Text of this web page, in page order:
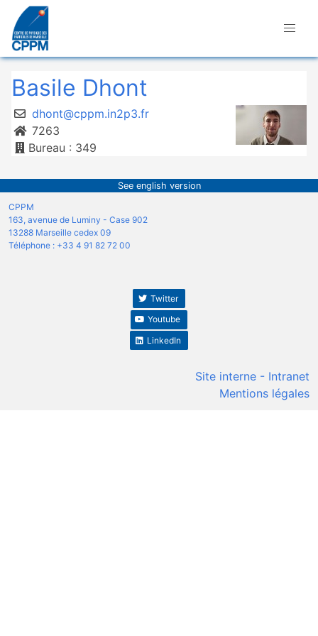
Basile Dhont
dhont@cppm.in2p3.fr
7263
Bureau : 349
See english version
CPPM
163, avenue de Luminy - Case 902
13288 Marseille cedex 09
Téléphone : +33 4 91 82 72 00
Twitter
Youtube
LinkedIn
Site interne - Intranet
Mentions légales